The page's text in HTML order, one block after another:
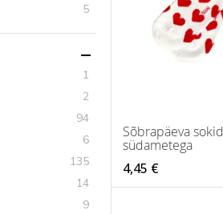
Sõbrapäeva sokid
südametega
4,45 €
5toodet
1
2toodet
94toodet
6toodet
135toodet
14toodet
9toodet